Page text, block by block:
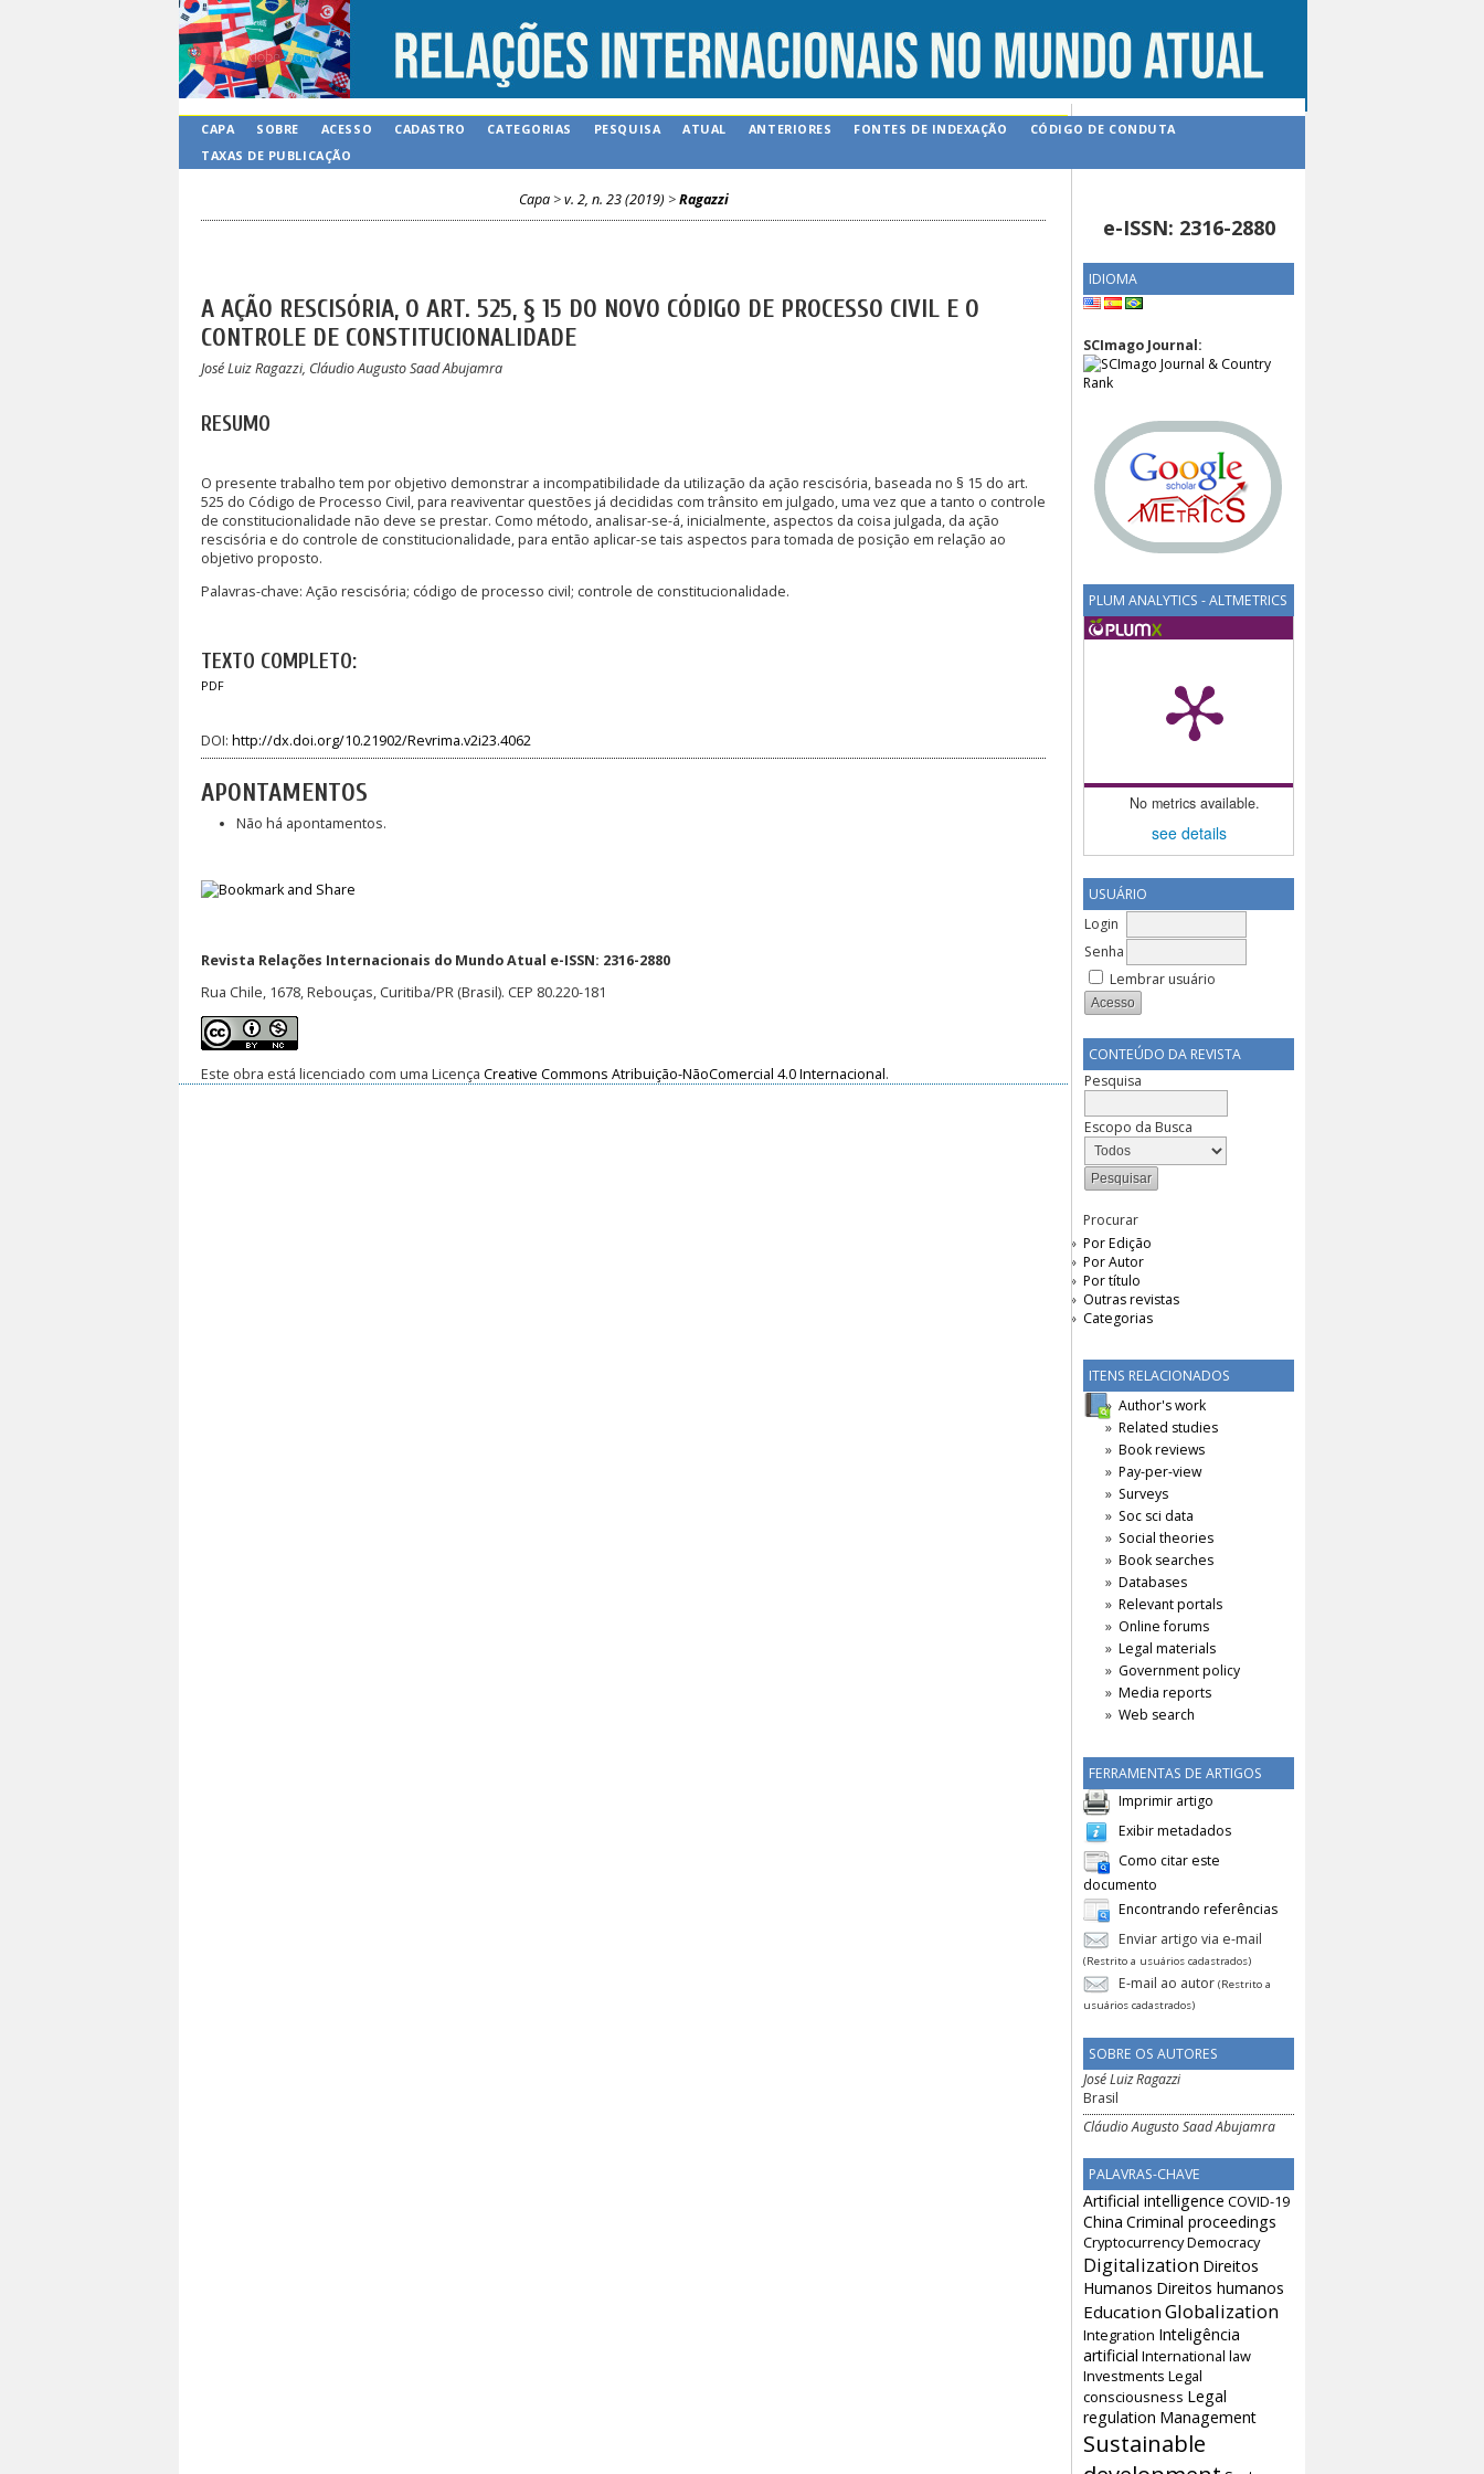
e-ISSN: 2316-2880
IDIOMA
SCImago Journal:
PLUM ANALYTICS - ALTMETRICS
No metrics available.
see details
USUÁRIO
Login
Senha
Lembrar usuário
CONTEÚDO DA REVISTA
Pesquisa
Escopo da Busca
Procurar
Por Edição
Por Autor
Por título
Outras revistas
Categorias
ITENS RELACIONADOS
Author's work
Related studies
Book reviews
Pay-per-view
Surveys
Soc sci data
Social theories
Book searches
Databases
Relevant portals
Online forums
Legal materials
Government policy
Media reports
Web search
FERRAMENTAS DE ARTIGOS
Imprimir artigo
Exibir metadados
Como citar este
documento
Encontrando referências
Enviar artigo via e-mail
(Restrito a usuários cadastrados)
E-mail ao autor (Restrito a
usuários cadastrados)
SOBRE OS AUTORES
José Luiz Ragazzi
Brasil
Cláudio Augusto Saad Abujamra
PALAVRAS-CHAVE
Artificial intelligence COVID-19
China Criminal proceedings
CryptocurrencyDemocracy
Digitalization Direitos
Humanos Direitos humanos
Education Globalization
Integration Inteligência
artificial International law
Investments Legal
consciousness Legal
regulation Management
Sustainable
CAPA SOBRE ACESSO CADASTRO CATEGORIAS PESQUISA ATUAL ANTERIORES FONTES DE INDEXAÇÃO
CÓDIGO DE CONDUTA
TAXAS DE PUBLICAÇÃO
Capa>v. 2, n. 23 (2019) >Ragazzi
A AÇÃO RESCISÓRIA, O ART. 525, § 15 DO NOVO CÓDIGO DE PROCESSO CIVIL E O
CONTROLE DE CONSTITUCIONALIDADE
José Luiz Ragazzi, Cláudio Augusto Saad Abujamra
RESUMO
O presente trabalho tem por objetivo demonstrar a incompatibilidade da utilização da ação rescisória, baseada no § 15 do art.
525 do Código de Processo Civil, para reaviventar questões já decididas com trânsito em julgado, uma vez que a tanto o controle
de constitucionalidade não deve se prestar. Como método, analisar-se-á, inicialmente, aspectos da coisa julgada, da ação
rescisória e do controle de constitucionalidade, para então aplicar-se tais aspectos para tomada de posição em relação ao
objetivo proposto.
Palavras-chave: Ação rescisória; código de processo civil; controle de constitucionalidade.
TEXTO COMPLETO:
PDF
DOI: http://dx.doi.org/10.21902/Revrima.v2i23.4062
APONTAMENTOS
Não há apontamentos.
Revista Relações Internacionais do Mundo Atual e-ISSN: 2316-2880
Rua Chile, 1678, Rebouças, Curitiba/PR (Brasil). CEP 80.220-181
Este obra está licenciado com uma Licença Creative Commons Atribuição-NãoComercial 4.0 Internacional.